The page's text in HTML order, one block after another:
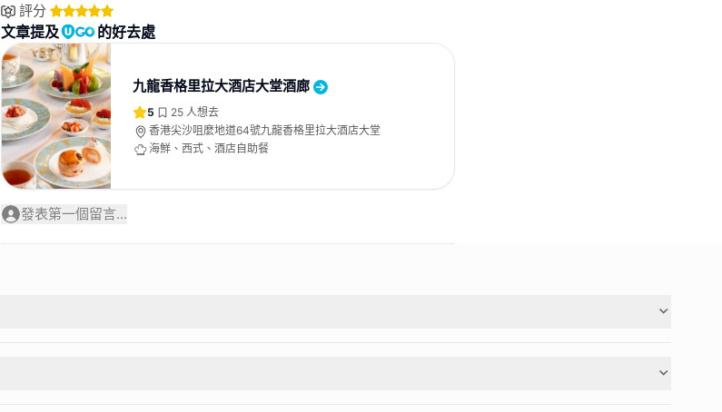
評分
文章提及 的好去處
九龍香格里拉大酒店大堂酒廊
5 25 人想去
香港尖沙咀麼地道64號九龍香格里拉大酒店大堂
海鮮、西式、酒店自助餐
發表第一個留言...